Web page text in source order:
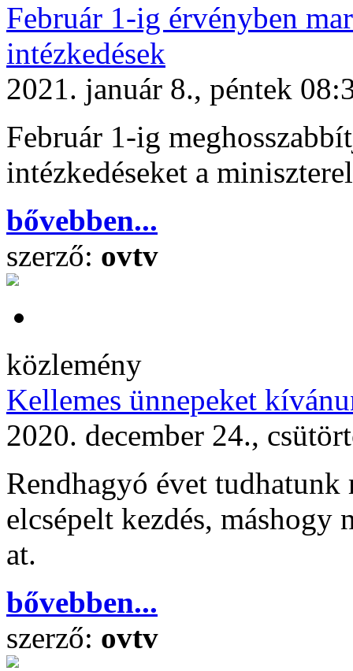
Február 1-ig érvényben
intézkedések
2021. január 8., péntek
Február 1-ig
intézkedéseket a
bővebben...
szerző: ovtv
közlemény
Kellemes ünnepeket
2020. december 24.,
Rendhagyó évet
elcsépelt kezdés, máshogy
at.
bővebben...
szerző: ovtv